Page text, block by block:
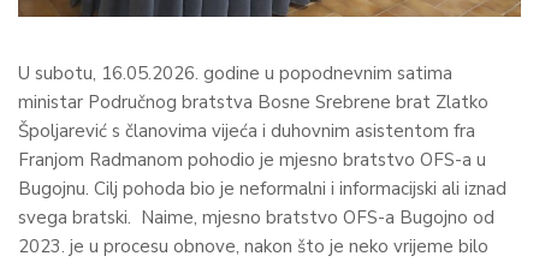
U subotu, 16.05.2026. godine u popodnevnim satima
ministar Područnog bratstva Bosne Srebrene brat Zlatko
Špoljarević s članovima vijeća i duhovnim asistentom fra
Franjom Radmanom pohodio je mjesno bratstvo OFS-a u
Bugojnu. Cilj pohoda bio je neformalni i informacijski ali iznad
svega bratski. Naime, mjesno bratstvo OFS-a Bugojno od
2023. je u procesu obnove, nakon što je neko vrijeme bilo